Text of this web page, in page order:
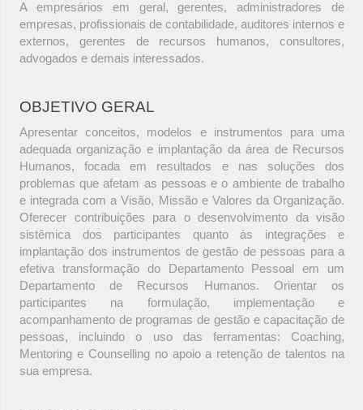
A empresários em geral, gerentes, administradores de
empresas, profissionais de contabilidade, auditores internos e
externos, gerentes de recursos humanos, consultores,
advogados e demais interessados.
OBJETIVO GERAL
Apresentar conceitos, modelos e instrumentos para uma
adequada organização e implantação da área de Recursos
Humanos, focada em resultados e nas soluções dos
problemas que afetam as pessoas e o ambiente de trabalho
e integrada com a Visão, Missão e Valores da Organização.
Oferecer contribuições para o desenvolvimento da visão
sistêmica dos participantes quanto às integrações e
implantação dos instrumentos de gestão de pessoas para a
efetiva transformação do Departamento Pessoal em um
Departamento de Recursos Humanos. Orientar os
participantes na formulação, implementação e
acompanhamento de programas de gestão e capacitação de
pessoas, incluindo o uso das ferramentas: Coaching,
Mentoring e Counselling no apoio a retenção de talentos na
sua empresa.